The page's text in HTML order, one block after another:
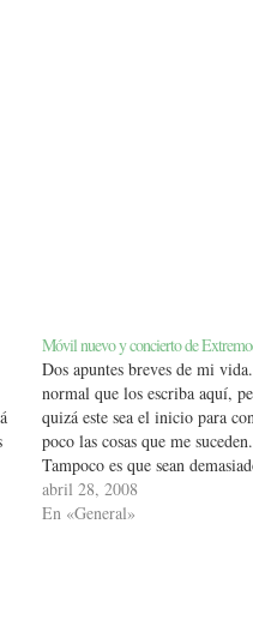
Móvil nuevo y concierto de
Dos apuntes breves de mi
normal que los escriba aquí,
quizá este sea el inicio para
poco las cosas que me suceden.
Tampoco es que sean
personales. Me compré móvil
a pesar de parecerme a una pija
abril 28, 2008
En «General»